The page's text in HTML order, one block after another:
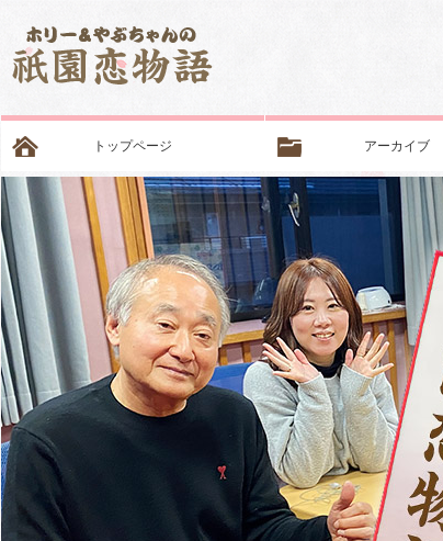
トップページ アーカイブ